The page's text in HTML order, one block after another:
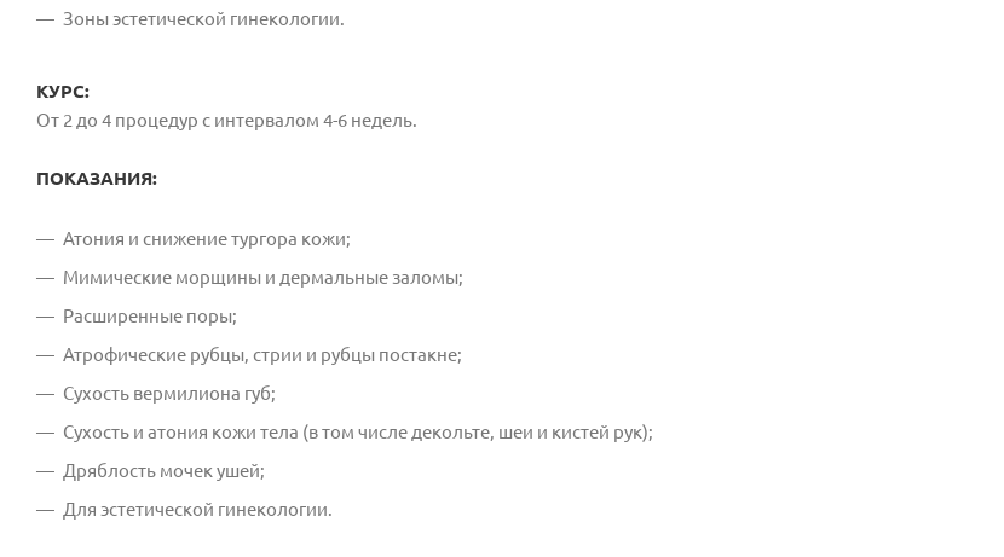
Зоны эстетической гинекологии.
КУРС:
От 2 до 4 процедур с интервалом 4-6 недель.
ПОКАЗАНИЯ:
Атония и снижение тургора кожи;
Мимические морщины и дермальные заломы;
Расширенные поры;
Атрофические рубцы, стрии и рубцы постакне;
Сухость вермилиона губ;
Сухость и атония кожи тела (в том числе декольте, шеи и кистей рук);
Дряблость мочек ушей;
Для эстетической гинекологии.